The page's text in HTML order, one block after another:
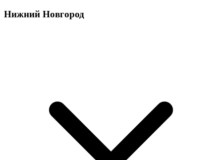
Нижний Новгород